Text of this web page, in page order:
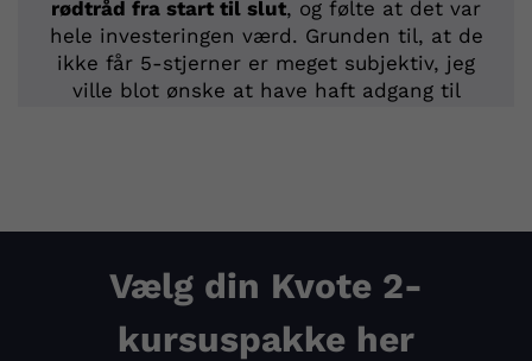
rødtråd fra start til slut, og følte at det var
hele investeringen værd. Grunden til, at de
ikke får 5-stjerner er meget subjektiv, jeg
ville blot ønske at have haft adgang til
Vælg din Kvote 2-
kursuspakke her